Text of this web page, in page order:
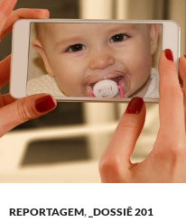
REPORTAGEM, _DOSSIÊ 201